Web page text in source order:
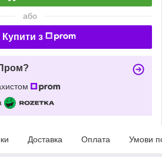
або
Купити з
Доставка Оплата Умови